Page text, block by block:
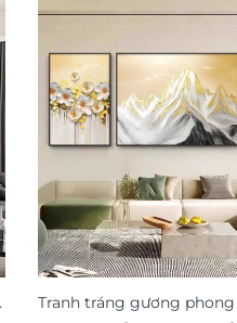
Tranh tráng gương